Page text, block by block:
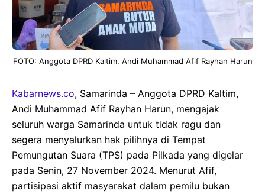
FOTO: Anggota DPRD Kaltim, Andi Muhammad Afif Rayhan Harun
Kabarnews.co, Samarinda – Anggota DPRD Kaltim,
Andi Muhammad Afif Rayhan Harun, mengajak
seluruh warga Samarinda untuk tidak ragu dan
segera menyalurkan hak pilihnya di Tempat
Pemungutan Suara (TPS) pada Pilkada yang digelar
pada Senin, 27 November 2024. Menurut Afif,
partisipasi aktif masyarakat dalam pemilu bukan